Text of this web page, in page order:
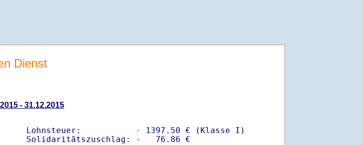
Dienst
- 31.12.2015
Lohnsteuer:           - 1397.50 € (Klasse I)
Solidaritätszuschlag: -   76.86 €